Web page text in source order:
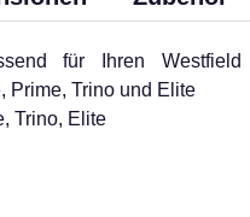
für Ihren Westfield
Prime, Trino und Elite
Trino, Elite